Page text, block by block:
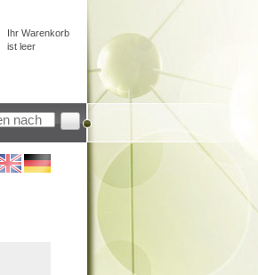
Ihr Warenkorb
ist leer